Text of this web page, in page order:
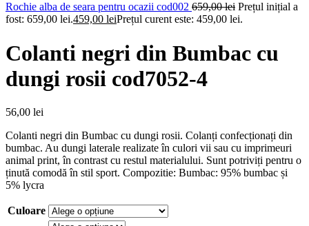
Rochie alba de seara pentru ocazii cod002 659,00lei Prețul inițial a
fost: 659,00 lei.459,00 leiPrețul curent este: 459,00 lei.
Colanti negri din Bumbac cu
dungi rosii cod7052-4
56,00 lei
Colanti negri din Bumbac cu dungi rosii. Colanți confecționați din
bumbac. Au dungi laterale realizate în culori vii sau cu imprimeuri
animal print, în contrast cu restul materialului. Sunt potriviți pentru o
ținută comodă în stil sport. Compozitie: Bumbac: 95% bumbac și
5% lycra
Culoare